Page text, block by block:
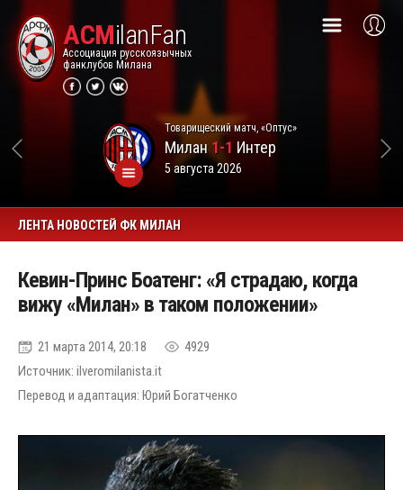
ACMilanFan
Ассоциация русскоязычных
фанклубов Милана
Товарищеский матч, «Оптус»
Милан1-1 Интер
5 августа 2026
ЛЕНТА НОВОСТЕЙ ФК МИЛАН
Кевин-Принс Боатенг: «Я страдаю, когда
вижу «Милан» в таком положении»
21 марта 2014, 20:18
4929
Источник: ilveromilanista.it
Перевод и адаптация: Юрий Богатченко